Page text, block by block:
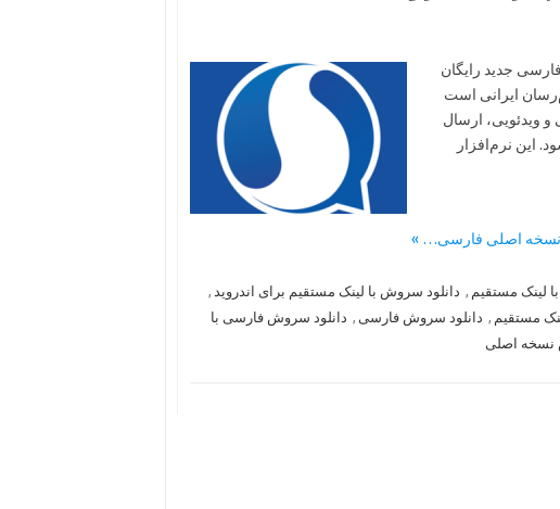
جدید رایگان
ایرانی است
ویدئویی، ارسال
این نرم‌افزار
لینک مستقیم , دانلود سروش با لینک مستقیم برای اندروید ,
مستقیم , دانلود سروش فارسی , دانلود سروش فارسی با
نسخه اصلی